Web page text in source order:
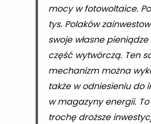
mocy w fotowoltaice.
tys. Polaków
swoje własne pieniądze
część wytwórczą. Ten
mechanizm można
także w odniesieniu do
w magazyny energii.
trochę droższe